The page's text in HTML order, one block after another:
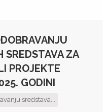
SREDSTAVA ZA
PROJEKTE
GODINI
sredstava...